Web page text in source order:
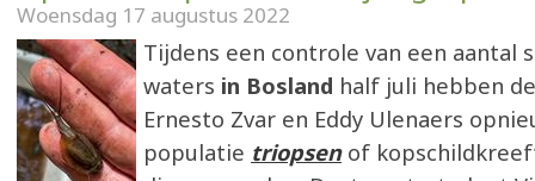
Woensdag 17 augustus 2022
Tijdens een controle van een aantal
waters in Bosland half juli hebben
Ernesto Zvar en Eddy Ulenaers
populatie triopsen of